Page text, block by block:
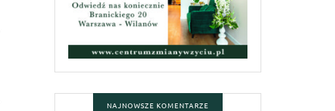
NAJNOWSZE KOMENTARZE